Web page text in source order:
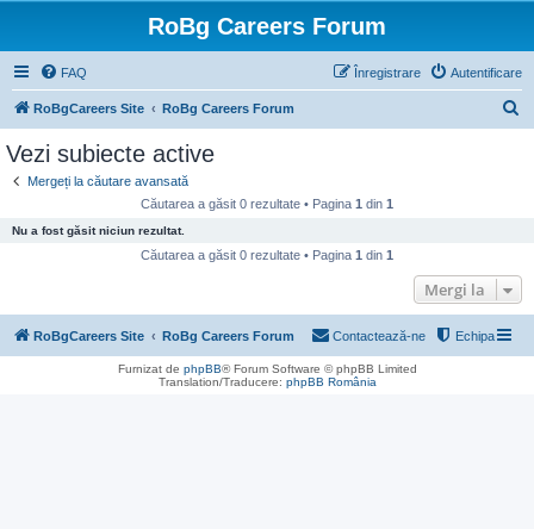
RoBg Careers Forum
FAQ Autentificare
Înregistrare
RoBgCareers Site RoBg Careers Forum
e
Vezi subiecte active
Mergeți la căutare avansată
Căutarea a găsit 0 rezultate • Pagina 1 din 1
Nu a fost găsit niciun rezultat.
Căutarea a găsit 0 rezultate • Pagina 1 din 1
Mergi la
RoBgCareers Site RoBg Careers Forum Echipa
Contactează-ne
Furnizat de phpBB® Forum Software © phpBB Limited
Translation/Traducere: phpBB România